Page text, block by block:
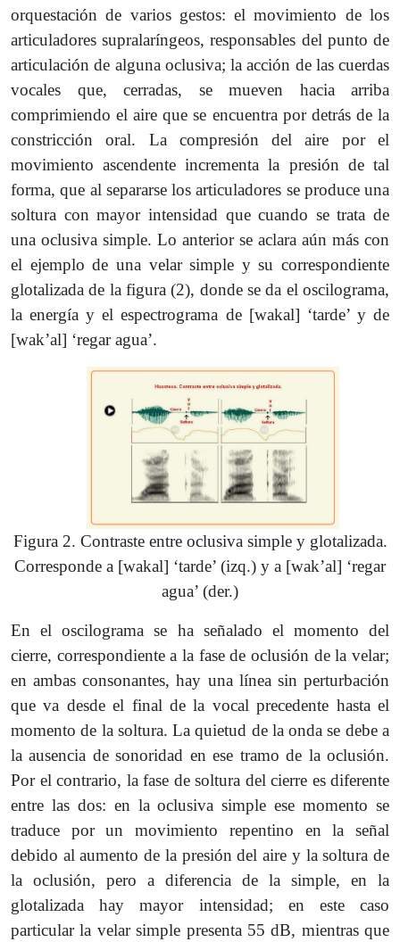
orquestación de varios gestos: el movimiento de los
articuladores supralaríngeos, responsables del punto de
articulación de alguna oclusiva; la acción de las cuerdas
vocales que, cerradas, se mueven hacia arriba
comprimiendo el aire que se encuentra por detrás de la
constricción oral. La compresión del aire por el
movimiento ascendente incrementa la presión de tal
forma, que al separarse los articuladores se produce una
soltura con mayor intensidad que cuando se trata de
una oclusiva simple. Lo anterior se aclara aún más con
el ejemplo de una velar simple y su correspondiente
glotalizada de la figura (2), donde se da el oscilograma,
la energía y el espectrograma de [wakal] ‘tarde’ y de
[wakʼal] ‘regar agua’.
Figura 2. Contraste entre oclusiva simple y glotalizada.
Corresponde a [wakal] ‘tarde’ (izq.) y a [wak’al] ‘regar
agua’ (der.)
En el oscilograma se ha señalado el momento del
cierre, correspondiente a la fase de oclusión de la velar;
en ambas consonantes, hay una línea sin perturbación
que va desde el final de la vocal precedente hasta el
momento de la soltura. La quietud de la onda se debe a
la ausencia de sonoridad en ese tramo de la oclusión.
Por el contrario, la fase de soltura del cierre es diferente
entre las dos: en la oclusiva simple ese momento se
traduce por un movimiento repentino en la señal
debido al aumento de la presión del aire y la soltura de
la oclusión, pero a diferencia de la simple, en la
glotalizada hay mayor intensidad; en este caso
particular la velar simple presenta 55 dB, mientras que